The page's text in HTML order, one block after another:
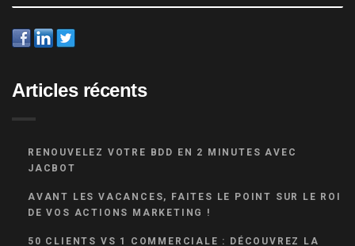
Articles récents
RENOUVELEZ VOTRE BDD EN 2 MINUTES AVEC
JACBOT
AVANT LES VACANCES, FAITES LE POINT SUR LE ROI
DE VOS ACTIONS MARKETING !
50 CLIENTS VS 1 COMMERCIALE : DÉCOUVREZ LA